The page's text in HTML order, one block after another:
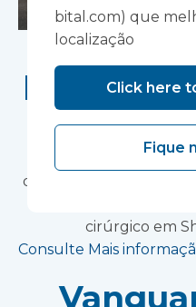
Teatro
laminar
O principal
do Reino Unido instala
cirúrgico em
Consulte Mais
bital.com) que
localização
Click here
Fique